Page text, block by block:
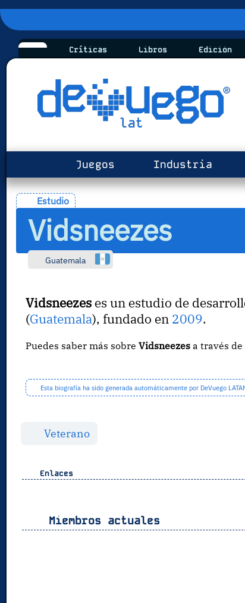
Críticas Libros Edición
Juegos Industria
Estudio
Vidsneezes
Guatemala
Vidsneezes es un estudio de
(Guatemala), fundado en 2009.
Puedes saber más sobreVidsneezes a través de
Esta biografía ha sido generada automáticamente por DeVuego
Veterano
Enlaces
Miembros actuales